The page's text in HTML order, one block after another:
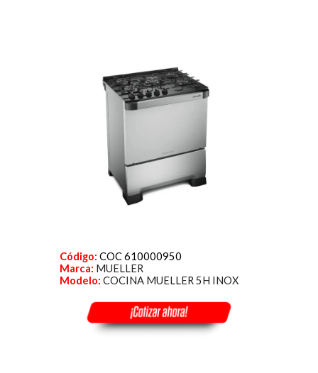
Código: COC 610000950
Marca: MUELLER
Modelo:COCINA MUELLER 5H INOX